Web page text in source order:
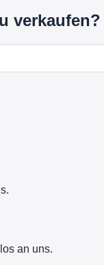
verkaufen?
an uns.